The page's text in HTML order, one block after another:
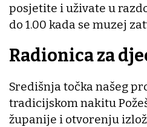
posjetite i uživate u
do 1.00 kada se muzej
Radionica za
Središnja točka našeg
tradicijskom nakitu
županije i otvorenju